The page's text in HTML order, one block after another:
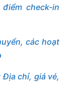
check-in
các hoạt
Địa chỉ, giá vé,